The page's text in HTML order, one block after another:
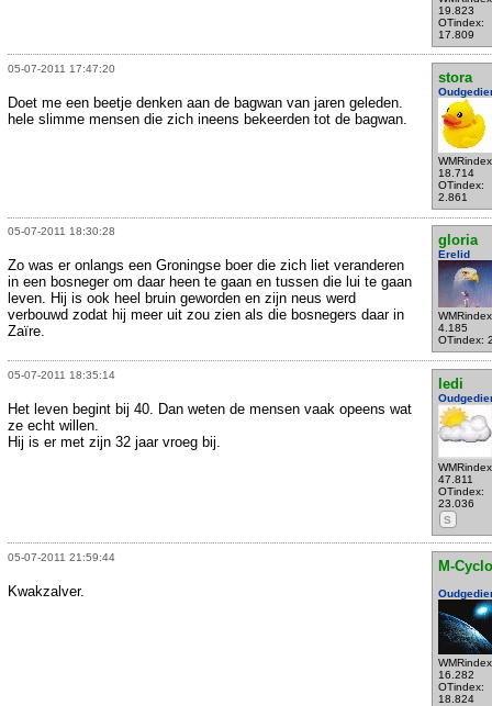
19.823
OTindex:
17.809
05-07-2011 17:47:20
stora
18.714
OTindex:
2.861
Doet me een beetje denken aan de bagwan van jaren geleden.
hele slimme mensen die zich ineens bekeerden tot de bagwan.
05-07-2011 18:30:28
gloria
Erelid
4.185
OTindex:
Zo was er onlangs een Groningse boer die zich liet veranderen
in een bosneger om daar heen te gaan en tussen die lui te gaan
leven. Hij is ook heel bruin geworden en zijn neus werd
verbouwd zodat hij meer uit zou zien als die bosnegers daar in
Zaïre.
05-07-2011 18:35:14
ledi
47.811
OTindex:
23.036
S
Het leven begint bij 40. Dan weten de mensen vaak opeens wat
ze echt willen.
Hij is er met zijn 32 jaar vroeg bij.
05-07-2011 21:59:44
M-
16.282
OTindex:
18.824
Kwakzalver.